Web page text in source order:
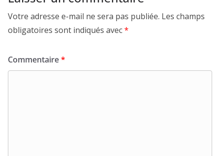
Votre adresse e-mail ne sera pas publiée. Les champs
obligatoires sont indiqués avec*
Commentaire*